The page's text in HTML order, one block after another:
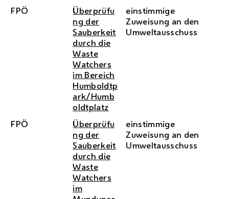
FPÖ
Überprüfu
ng der
Sauberkeit
durch die
Waste
Watchers
im Bereich
Humboldtp
ark/Humb
oldtplatz
einstimmige
Zuweisung an den
Umweltausschuss
FPÖ
Überprüfu
ng der
Sauberkeit
durch die
Waste
Watchers
im
einstimmige
Zuweisung an den
Umweltausschuss